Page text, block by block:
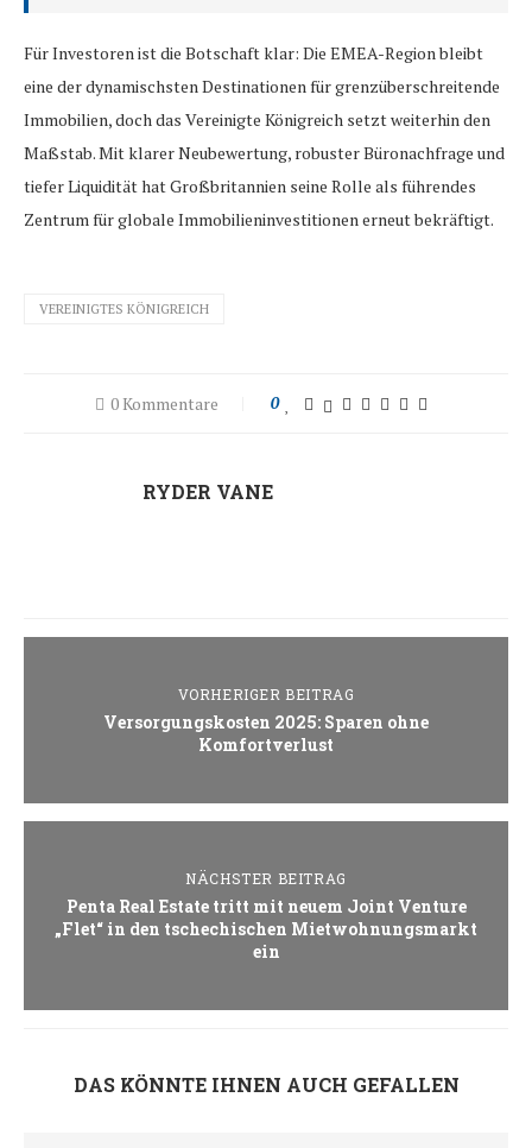
Für Investoren ist die Botschaft klar: Die EMEA-Region bleibt
eine der dynamischsten Destinationen für grenzüberschreitende
Immobilien, doch das Vereinigte Königreich setzt weiterhin den
Maßstab. Mit klarer Neubewertung, robuster Büronachfrage und
tiefer Liquidität hat Großbritannien seine Rolle als führendes
Zentrum für globale Immobilieninvestitionen erneut bekräftigt.
VEREINIGTES KÖNIGREICH
0 Kommentare 0
RYDER VANE
VORHERIGER BEITRAG
Versorgungskosten 2025: Sparen ohne
Komfortverlust
NÄCHSTER BEITRAG
Penta Real Estate tritt mit neuem Joint Venture
„Flet“ in den tschechischen Mietwohnungsmarkt
ein
DAS KÖNNTE IHNEN AUCH GEFALLEN